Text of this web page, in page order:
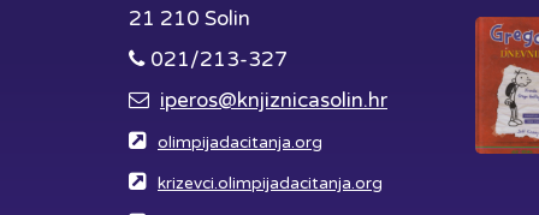
21 210 Solin
021/213-327
iperos@knjiznicasolin.hr
olimpijadacitanja.org
krizevci.olimpijadacitanja.org